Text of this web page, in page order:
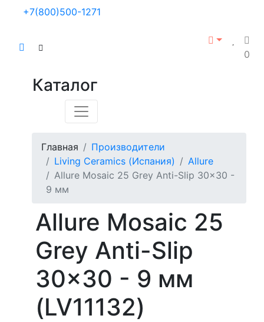
+7(800)500-1271
0
Каталог
Главная
Производители
Living Ceramics (Испания)
Allure
Allure Mosaic 25 Grey Anti-Slip 30x30 -
9 мм
Allure Mosaic 25
Grey Anti-Slip
30x30 - 9 мм
(LV11132)